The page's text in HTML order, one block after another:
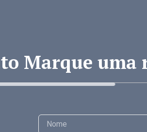
Marque uma